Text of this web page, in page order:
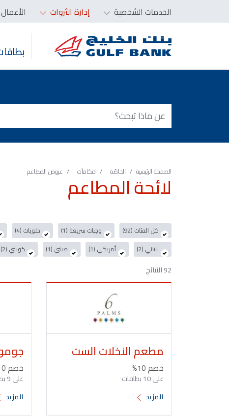
الخدمات الشخصية إدارة الثروات الأعمال
الصفحة الرئيسية الخاصّة مكافآت عروض المطاعم لائحة المطاعم
كل الفئات (92) وجبات سريعة (1) حلويات (4)
ياباني (2)
أمريكي (1) صينى (1) كويتي (2)
92 النتائج
مطعم النخلات الست
خصم 10%
على 10 بطاقات
المزيد
خصم 10%
على 9 بطاقات
المزيد